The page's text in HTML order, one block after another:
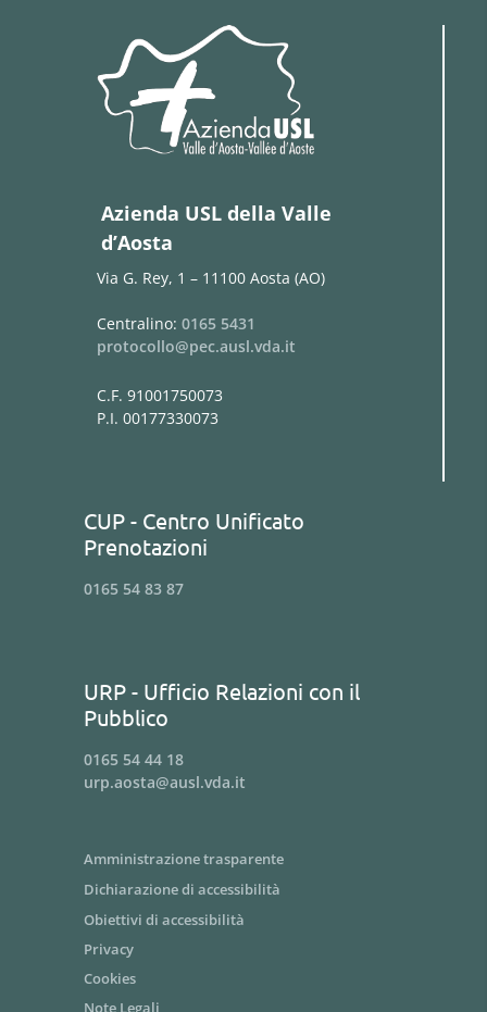
Azienda USL della Valle
d’Aosta
Via G. Rey, 1 – 11100 Aosta (AO)
Centralino: 0165 5431
protocollo@pec.ausl.vda.it
C.F. 91001750073
P.I. 00177330073
CUP - Centro Unificato
Prenotazioni
0165 54 83 87
URP - Ufficio Relazioni con il
Pubblico
0165 54 44 18
urp.aosta@ausl.vda.it
Amministrazione trasparente
Dichiarazione di accessibilità
Obiettivi di accessibilità
Privacy
Cookies
Note Legali